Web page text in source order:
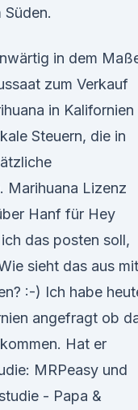
in dem
zum Verkauf
in Kalifornien
Steuern, die in
Marihuana Lizenz
Hanf für Hey
das posten soll,
sieht das aus mit
:-) Ich habe
angefragt ob
Hat er
MRPeasy und
- Papa &